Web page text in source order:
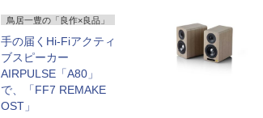
鳥居一豊の「良作×良品」
手の届くHi-Fiアクティ
ブスピーカー
AIRPULSE「A80」
で、「FF7 REMAKE
OST」